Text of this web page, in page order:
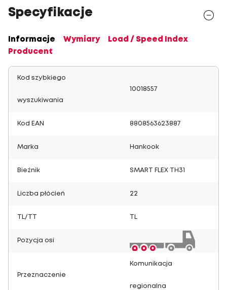
Specyfikacje
Informacje Wymiary
Load / Speed Index
Producent
Kod szybkiego
wyszukiwania
10018557
Kod EAN 8808563623887
Marka Hankook
Bieżnik SMART FLEX TH31
Liczba płócień 22
TL/TT
Pozycja osi
Przeznaczenie
Komunikacja
regionalna